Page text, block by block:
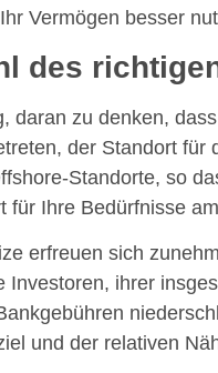
Vermögen besser
des
daran zu denken,
der Standort für
Standorte, so
für Ihre Bedürfnisse
erfreuen sich
Investoren, ihrer
und der relativen